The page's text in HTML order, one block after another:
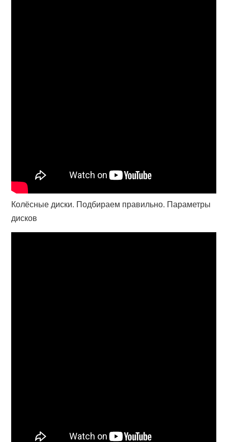
Колёсные диски. Подбираем правильно. Параметры
дисков